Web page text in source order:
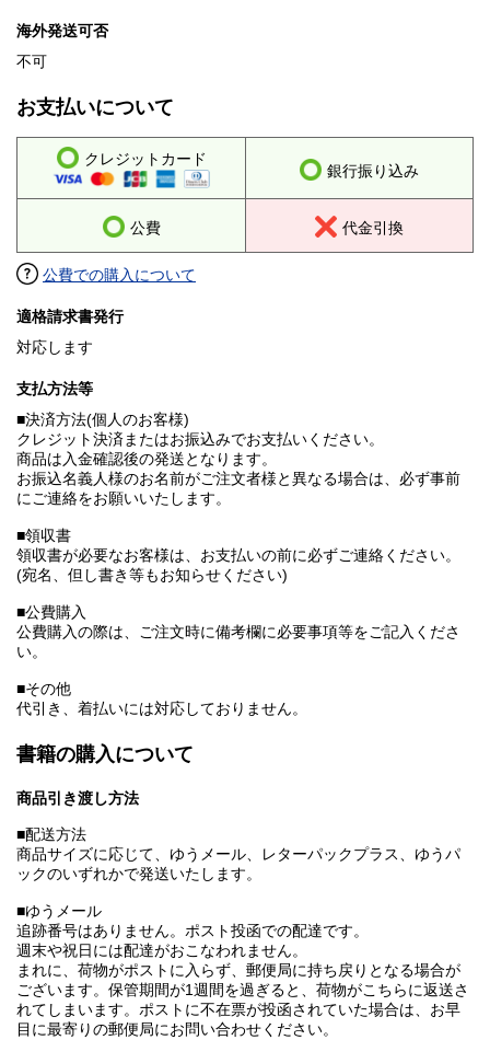
海外発送可否
不可
お支払いについて
クレジットカード
銀行振り込み
公費 代金引換
公費での購入について
適格請求書発行
対応します
支払方法等
■決済方法(個人のお客様)
クレジット決済またはお振込みでお支払いください。
商品は入金確認後の発送となります。
お振込名義人様のお名前がご注文者様と異なる場合は、必ず事前
にご連絡をお願いいたします。
■領収書
領収書が必要なお客様は、お支払いの前に必ずご連絡ください。
(宛名、但し書き等もお知らせください)
■公費購入
公費購入の際は、ご注文時に備考欄に必要事項等をご記入くださ
い。
■その他
代引き、着払いには対応しておりません。
書籍の購入について
商品引き渡し方法
■配送方法
商品サイズに応じて、ゆうメール、レターパックプラス、ゆうパ
ックのいずれかで発送いたします。
■ゆうメール
追跡番号はありません。ポスト投函での配達です。
週末や祝日には配達がおこなわれません。
まれに、荷物がポストに入らず、郵便局に持ち戻りとなる場合が
ございます。保管期間が1週間を過ぎると、荷物がこちらに返送さ
れてしまいます。ポストに不在票が投函されていた場合は、お早
目に最寄りの郵便局にお問い合わせください。